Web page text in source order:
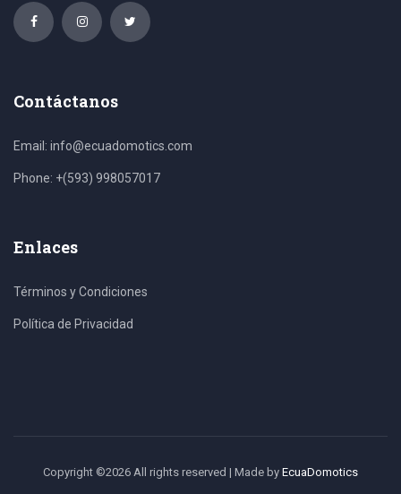
Contáctanos
Email: info@ecuadomotics.com
Phone: +(593) 998057017
Enlaces
Términos y Condiciones
Política de Privacidad
Copyright ©2026 All rights reserved | Made by EcuaDomotics